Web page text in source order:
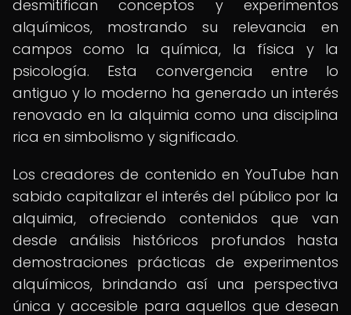
desmitifican conceptos y experimentos
alquímicos, mostrando su relevancia en
campos como la química, la física y la
psicología. Esta convergencia entre lo
antiguo y lo moderno ha generado un interés
renovado en la alquimia como una disciplina
rica en simbolismo y significado.
Los creadores de contenido en YouTube han
sabido capitalizar el interés del público por la
alquimia, ofreciendo contenidos que van
desde análisis históricos profundos hasta
demostraciones prácticas de experimentos
alquímicos, brindando así una perspectiva
única y accesible para aquellos que desean